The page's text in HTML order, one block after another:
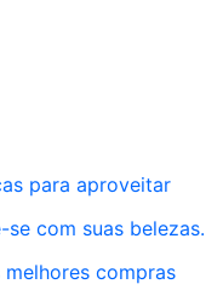
para aproveitar
com suas belezas.
compras